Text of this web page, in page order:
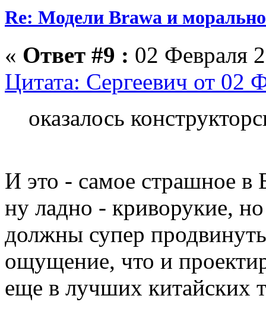
Re: Модели Brawa и
« Ответ #9 : 02 Февраля
Цитата: Сергеевич от 02
оказалось
И это - самое страшное в
ну ладно - криворукие,
должны супер
ощущение, что и
еще в лучших китайских